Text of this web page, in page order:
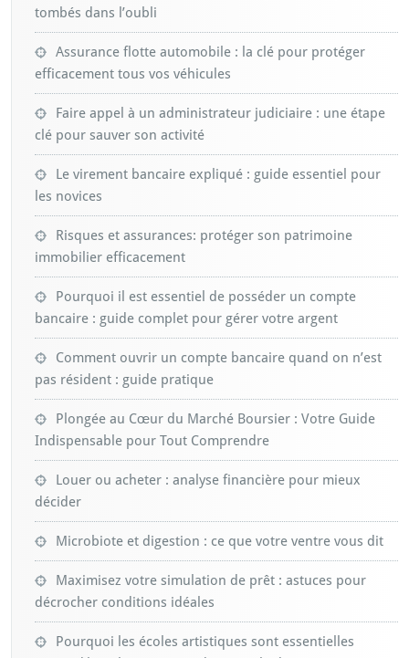
tombés dans l’oubli
Assurance flotte automobile : la clé pour protéger
efficacement tous vos véhicules
Faire appel à un administrateur judiciaire : une étape
clé pour sauver son activité
Le virement bancaire expliqué : guide essentiel pour
les novices
Risques et assurances: protéger son patrimoine
immobilier efficacement
Pourquoi il est essentiel de posséder un compte
bancaire : guide complet pour gérer votre argent
Comment ouvrir un compte bancaire quand on n’est
pas résident : guide pratique
Plongée au Cœur du Marché Boursier : Votre Guide
Indispensable pour Tout Comprendre
Louer ou acheter : analyse financière pour mieux
décider
Microbiote et digestion : ce que votre ventre vous dit
Maximisez votre simulation de prêt : astuces pour
décrocher conditions idéales
Pourquoi les écoles artistiques sont essentielles